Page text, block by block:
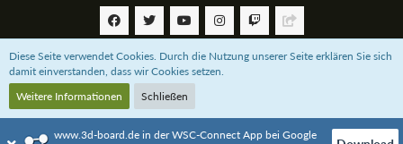
Community-Software:WoltLab Suite™
Unterstützt das 3D-Board mit einerPaypal-Zahlung oder bestellt über uns bei
Amazon.dewww.3d-board.de in der WSC-Connect App bei Google
Diese Seite verwendet Cookies. Durch die Nutzung unserer Seite erklären Sie sich
damit einverstanden, dass wir Cookies setzen.
Weitere Informationen
Schließen